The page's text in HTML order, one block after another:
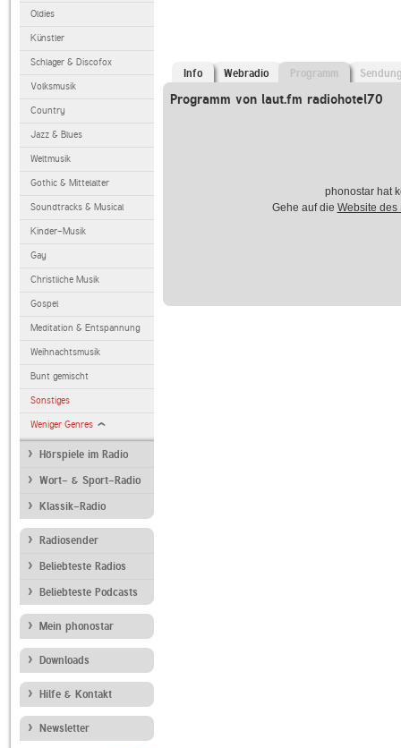
Oldies
Künstler
Schlager & Discofox
Volksmusik
Country
Jazz & Blues
Weltmusik
Gothic & Mittelalter
Soundtracks & Musical
Kinder-Musik
Gay
Christliche Musik
Gospel
Meditation & Entspannung
Weihnachtsmusik
Bunt gemischt
Sonstiges
Weniger Genres
Hörspiele im Radio
Wort- & Sport-Radio
Klassik-Radio
Radiosender
Beliebteste Radios
Beliebteste Podcasts
Mein phonostar
Downloads
Hilfe & Kontakt
Newsletter
Info Webradio Programm
Programm von laut.fm radiohotel70
phonostar hat
Gehe auf die Website des